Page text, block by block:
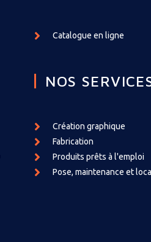
Catalogue en ligne
NOS
Création graphique
Fabrication
Produits prêts à l'emploi
Pose, maintenance et